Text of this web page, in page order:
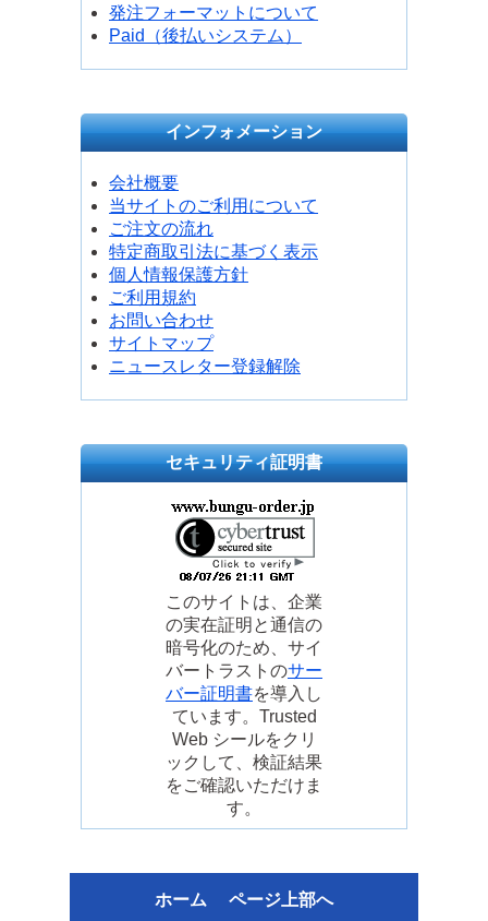
発注フォーマットについて
Paid（後払いシステム）
インフォメーション
会社概要
当サイトのご利用について
ご注文の流れ
特定商取引法に基づく表示
個人情報保護方針
ご利用規約
お問い合わせ
サイトマップ
ニュースレター登録解除
セキュリティ証明書
このサイトは、企業
の実在証明と通信の
暗号化のため、サイ
バートラストのサー
バー証明書を導入し
ています。Trusted
Web シールをクリ
ックして、検証結果
をご確認いただけま
す。
ホーム ページ上部へ